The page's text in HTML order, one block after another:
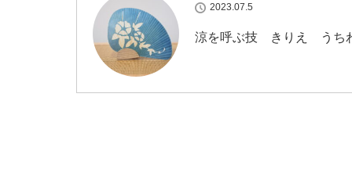
2023.07.5
涼を呼ぶ技 きりえ うち